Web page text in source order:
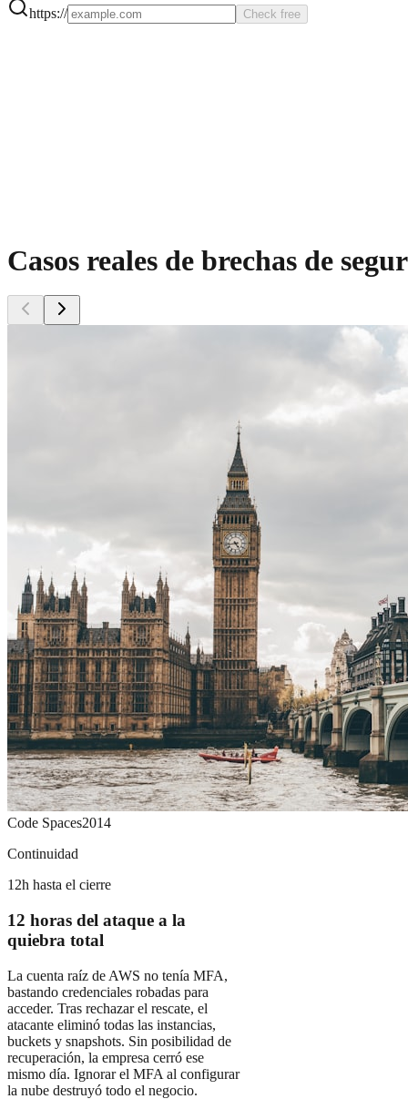
https:// Check free
Casos reales de brechas de
Code Spaces2014
Continuidad
12h hasta el cierre
12 horas del ataque a la
quiebra total
La cuenta raíz de AWS no tenía MFA,
bastando credenciales robadas para
acceder. Tras rechazar el rescate, el
atacante eliminó todas las instancias,
buckets y snapshots. Sin posibilidad de
recuperación, la empresa cerró ese
mismo día. Ignorar el MFA al configurar
la nube destruyó todo el negocio.